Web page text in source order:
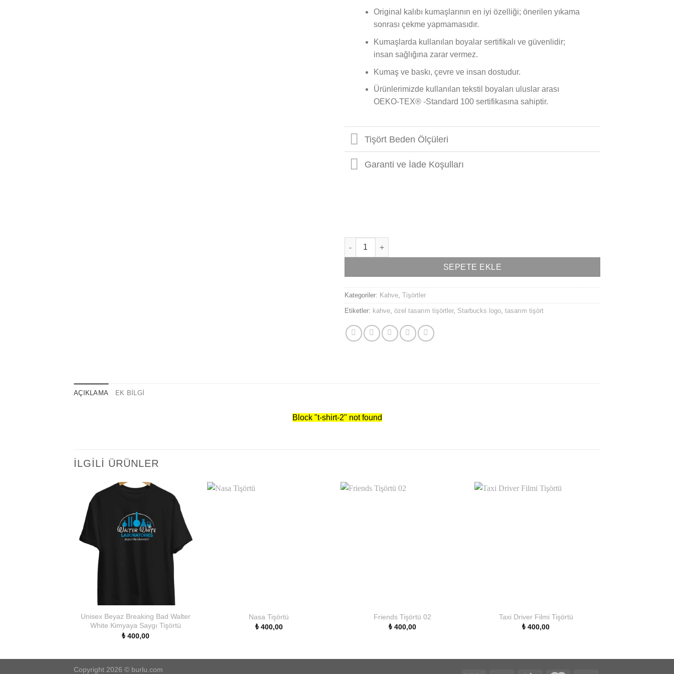
Original kalıbı kumaşlarının en iyi özelliği; önerilen yıkama
sonrası çekme yapmamasıdır.
Kumaşlarda kullanılan boyalar sertifikalı ve güvenlidir;
insan sağlığına zarar vermez.
Kumaş ve baskı, çevre ve insan dostudur.
Ürünlerimizde kullanılan tekstil boyaları uluslar arası
OEKO-TEX® -Standard 100 sertifikasına sahiptir.
Tişört Beden Ölçüleri
Garanti ve İade Koşulları
Starbucks Tişörtü adet
SEPETE EKLE
Kategoriler: Kahve Tişörtler
Etiketler: kahve özel tasarım tişörtler, Starbucks logo tasarım tişört
AÇIKLAMA EK BILGI
Block "t-shirt-2" not found
İLGILI ÜRÜNLER
Unisex Beyaz Breaking Bad Walter
White Kimyaya Saygı Tişörtü
₺400,00
Nasa Tişörtü
₺400,00
Friends Tişörtü 02
₺ 400,00
Taxi Driver Filmi Tişörtü
₺ 400,00
Copyright 2026 © burlu.com